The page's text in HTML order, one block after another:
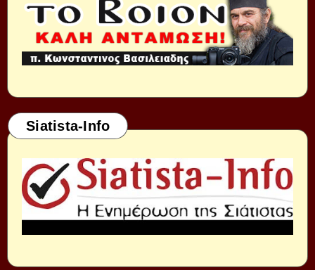
Siatista-Info